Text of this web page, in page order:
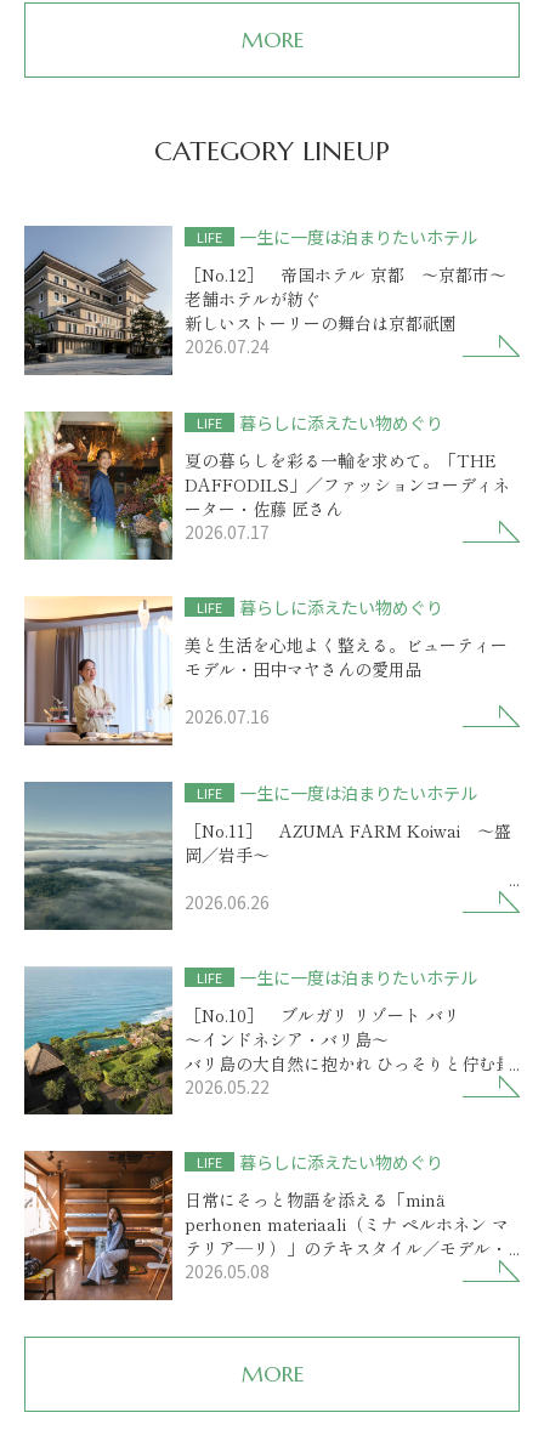
MORE
CATEGORY LINEUP
LIFE
一生に一度は泊まりたいホテル
［No.12］ 帝国ホテル 京都 ～京都市～
老舗ホテルが紡ぐ
新しいストーリーの舞台は京都祇園
2026.07.24
LIFE
暮らしに添えたい物めぐり
夏の暮らしを彩る一輪を求めて。「THE
DAFFODILS」／ファッションコーディネ
ーター・佐藤 匠さん
2026.07.17
LIFE
暮らしに添えたい物めぐり
美と生活を心地よく整える。ビューティー
モデル・田中マヤさんの愛用品
2026.07.16
LIFE
一生に一度は泊まりたいホテル
［No.11］ AZUMA FARM Koiwai ～盛
岡／岩手～
歴史物語を秘めた小岩井農場に
2026.06.26
LIFE
一生に一度は泊まりたいホテル
［No.10］ ブルガリ リゾート バリ
～インドネシア・バリ島～
バリ島の大自然に抱かれ ひっそりと佇む最
高級リゾート
2026.05.22
LIFE
暮らしに添えたい物めぐり
日常にそっと物語を添える「minä
perhonen materiaali（ミナ ペルホネン マ
テリア―リ）」のテキスタイル／モデル・
前田エマさん
2026.05.08
MORE